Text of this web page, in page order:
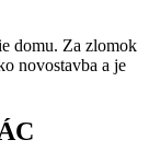
domu. Za zlomok
novostavba a je